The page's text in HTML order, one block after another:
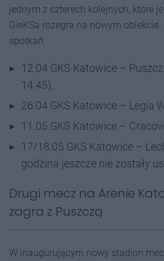
jednym z czterech kolejnych, które
GieKSa rozegra na nowym
spotkań:
12.04 GKS Katowice –
14:45),
26.04 GKS Katowice – Legia
11.05 GKS Katowice –
17/18.05 GKS Katowice –
godzina jeszcze nie zostały
Drugi mecz na Arenie
zagra z Puszczą
W inaugurującym nowy stadion